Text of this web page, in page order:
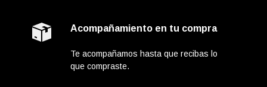
Acompañamiento en tu compra
Te acompañamos hasta que recibas lo
que compraste.